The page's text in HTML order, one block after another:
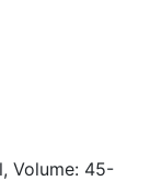
Volume: 45-